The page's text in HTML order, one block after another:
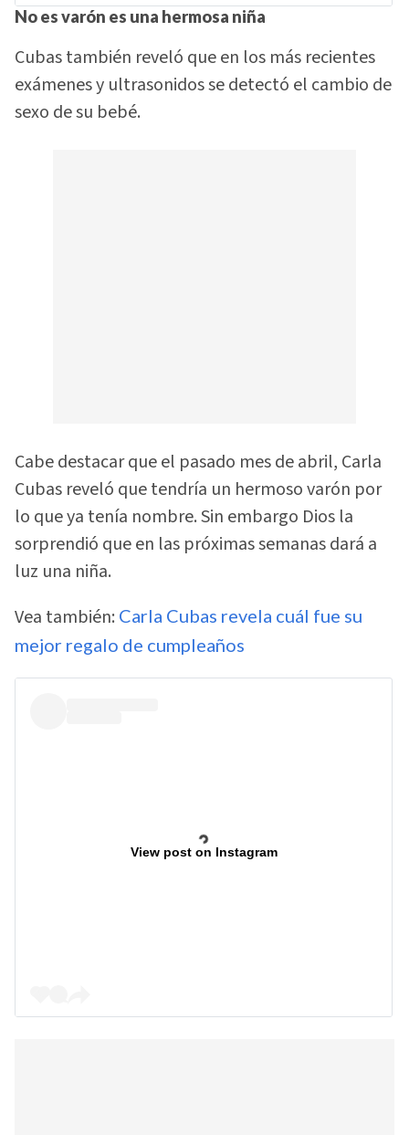
No es varón es una hermosa niña
Cubas también reveló que en los más recientes
exámenes y ultrasonidos se detectó el cambio de
sexo de su bebé.
Cabe destacar que el pasado mes de abril, Carla
Cubas reveló que tendría un hermoso varón por
lo que ya tenía nombre. Sin embargo Dios la
sorprendió que en las próximas semanas dará a
luz una niña.
Vea también: Carla Cubas revela cuál fue su
mejor regalo de cumpleaños
View post on Instagram